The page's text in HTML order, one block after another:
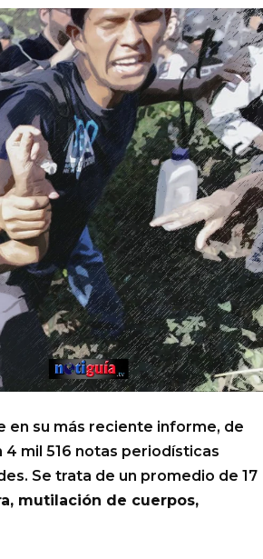
en su más reciente informe, de
mil 516 notas periodísticas
Se trata de un promedio de 17
mutilación de cuerpos,